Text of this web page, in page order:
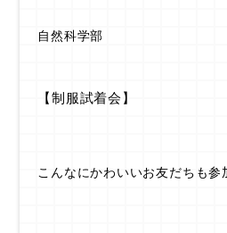
自然科学部
【制服試着会】
こんなにかわいいお友だちも参